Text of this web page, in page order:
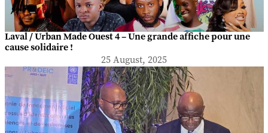
Laval / Urban Made Ouest 4 – Une grande affiche pour une
cause solidaire !
25 August, 2025